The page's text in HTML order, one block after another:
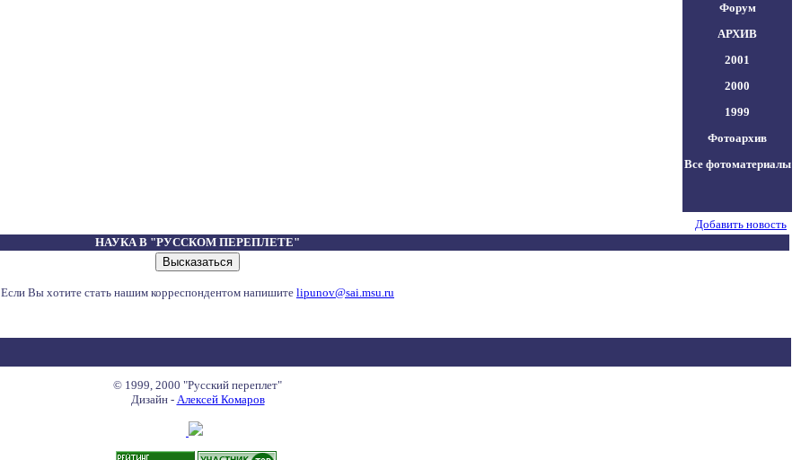
Форум
АРХИВ
2001
2000
1999
Фотоархив
Все фотоматериалы
Добавить новость
НАУКА В "РУССКОМ ПЕРЕПЛЕТЕ"
Если Вы хотите стать нашим корреспондентом напишите lipunov@sai.msu.ru
© 1999, 2000 "Русский переплет"
Дизайн - Алексей Комаров